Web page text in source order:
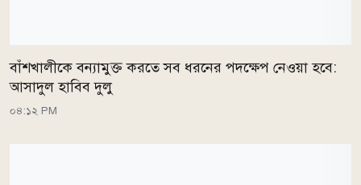
বাঁশখালীকে বন্যামুক্ত করতে সব ধরনের পদক্ষেপ নেওয়া হবে:
আসাদুল হাবিব দুলু
০৪:১২ PM